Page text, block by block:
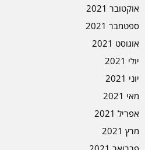
אוקטובר 2021
ספטמבר 2021
אוגוסט 2021
יולי 2021
יוני 2021
מאי 2021
אפריל 2021
מרץ 2021